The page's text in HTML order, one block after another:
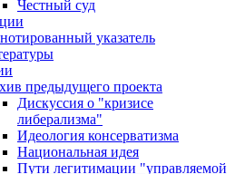
Честный суд
указатель
предыдущего проекта
Дискуссия о "кризисе
либерализма"
Идеология консерватизма
Национальная идея
Пути легитимации "управляемой